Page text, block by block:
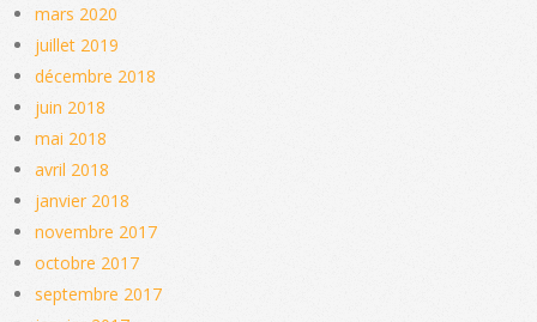
mars 2020
juillet 2019
décembre 2018
juin 2018
mai 2018
avril 2018
janvier 2018
novembre 2017
octobre 2017
septembre 2017